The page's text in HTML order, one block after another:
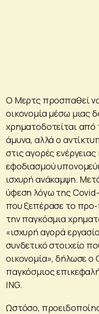
Ο Mερτς προσπαθεί
οικονομία μέσω μιας
χρηματοδοτείται από
άμυνα, αλλά ο
στις αγορές ενέργειας
εφοδιασμού
ισχυρή ανάκαμψη.
ύφεση λόγω της
που ξεπέρασε το
την παγκόσμια
«ισχυρή αγορά
συνδετικό στοιχείο
οικονομία», δήλωσε ο
παγκόσμιος
ING.
Ωστόσο,